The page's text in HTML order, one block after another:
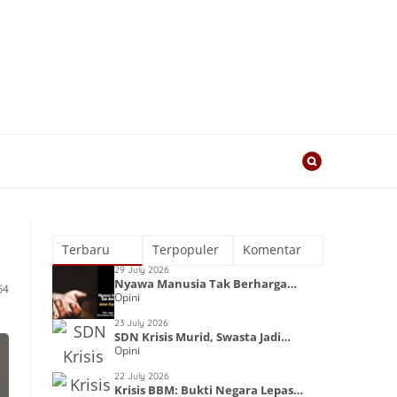
Terbaru Terpopuler Komentar
29 July 2026
Nyawa Manusia Tak Berharga
dalam Kapitalisme
Opini
23 July 2026
SDN Krisis Murid, Swasta Jadi
Primadona
Opini
22 July 2026
Krisis BBM: Bukti Negara Lepas